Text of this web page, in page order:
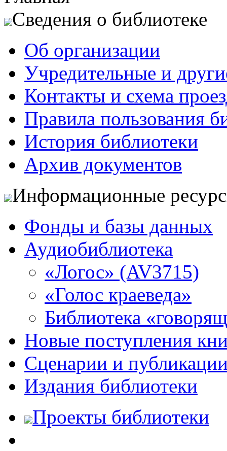
Сведения о библиотеке
Об организации
Учредительные и
Контакты и схема
Правила пользования
История библиотеки
Архив документов
Информационные
Фонды и базы данных
Аудиобиблиотека
«Логос» (AV3715)
«Голос краеведа»
Библиотека
Новые поступления
Сценарии и
Издания библиотеки
Проекты библиотеки